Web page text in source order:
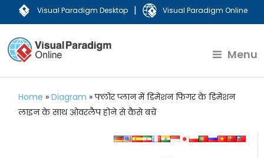
Visual Paradigm Desktop | Visual Paradigm Online
Menu
Home »Diagram »फ्लोर प्लान में डिमेंशन फिगर के डिमेंशन
लाइन के साथ ओवरलैप होने से कैसे बचें